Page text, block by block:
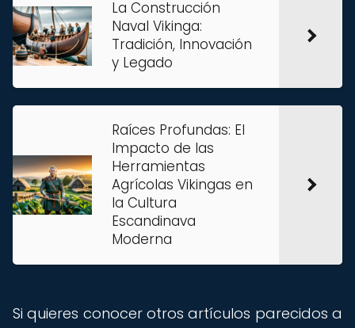
La Construcción
Naval Vikinga:
Tradición, Innovación
y Legado
Raíces Profundas: El
Impacto de las
Herramientas
Agrícolas Vikingas en
la Cultura
Escandinava
Moderna
Si quieres conocer otros artículos parecidos a